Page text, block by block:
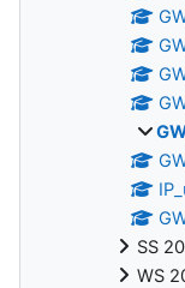
SS
WS